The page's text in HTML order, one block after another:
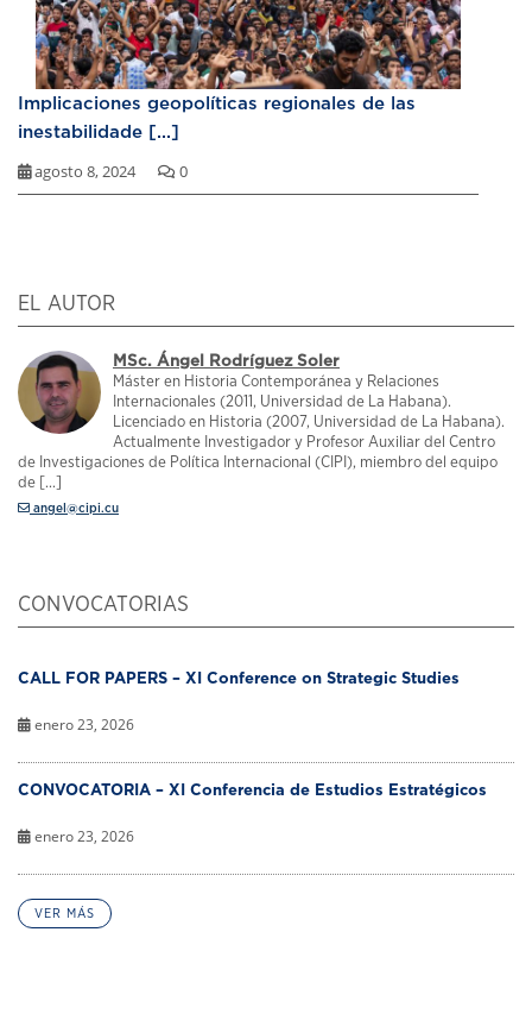
Implicaciones geopolíticas regionales de las
inestabilidade [...]
agosto 8, 2024 0
EL AUTOR
MSc. Ángel Rodríguez Soler
Máster en Historia Contemporánea y Relaciones
Internacionales (2011, Universidad de La Habana).
Licenciado en Historia (2007, Universidad de La Habana).
Actualmente Investigador y Profesor Auxiliar del Centro
de Investigaciones de Política Internacional (CIPI), miembro del equipo
de [...]
angel@cipi.cu
CONVOCATORIAS
CALL FOR PAPERS – XI Conference on Strategic Studies
enero 23, 2026
CONVOCATORIA – XI Conferencia de Estudios Estratégicos
enero 23, 2026
VER MÁS